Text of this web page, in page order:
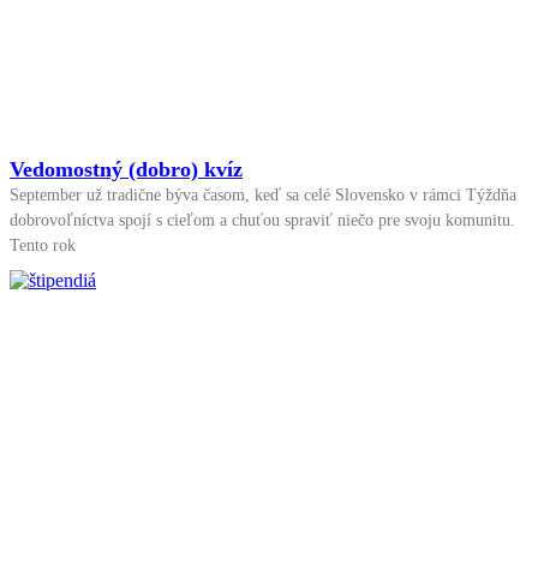
Vedomostný (dobro) kvíz
September už tradične býva časom, keď sa celé Slovensko v rámci Týždňa
dobrovoľníctva spojí s cieľom a chuťou spraviť niečo pre svoju komunitu.
Tento rok